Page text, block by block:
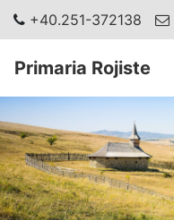
+40.251-372138
Primaria Rojiste